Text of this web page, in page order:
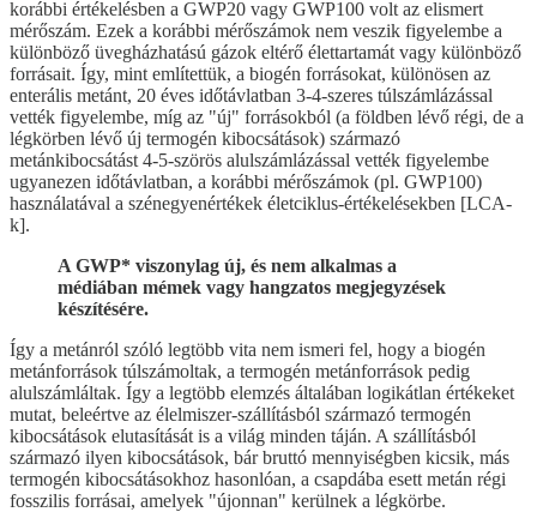
korábbi értékelésben a GWP20 vagy GWP100 volt az elismert
mérőszám. Ezek a korábbi mérőszámok nem veszik figyelembe a
különböző üvegházhatású gázok eltérő élettartamát vagy különböző
forrásait. Így, mint említettük, a biogén forrásokat, különösen az
enterális metánt, 20 éves időtávlatban 3-4-szeres túlszámlázással
vették figyelembe, míg az "új" forrásokból (a földben lévő régi, de a
légkörben lévő új termogén kibocsátások) származó
metánkibocsátást 4-5-szörös alulszámlázással vették figyelembe
ugyanezen időtávlatban, a korábbi mérőszámok (pl. GWP100)
használatával a szénegyenértékek életciklus-értékelésekben [LCA-
k].
A GWP* viszonylag új, és nem alkalmas a
médiában mémek vagy hangzatos megjegyzések
készítésére.
Így a metánról szóló legtöbb vita nem ismeri fel, hogy a biogén
metánforrások túlszámoltak, a termogén metánforrások pedig
alulszámláltak. Így a legtöbb elemzés általában logikátlan értékeket
mutat, beleértve az élelmiszer-szállításból származó termogén
kibocsátások elutasítását is a világ minden táján. A szállításból
származó ilyen kibocsátások, bár bruttó mennyiségben kicsik, más
termogén kibocsátásokhoz hasonlóan, a csapdába esett metán régi
fosszilis forrásai, amelyek "újonnan" kerülnek a légkörbe.